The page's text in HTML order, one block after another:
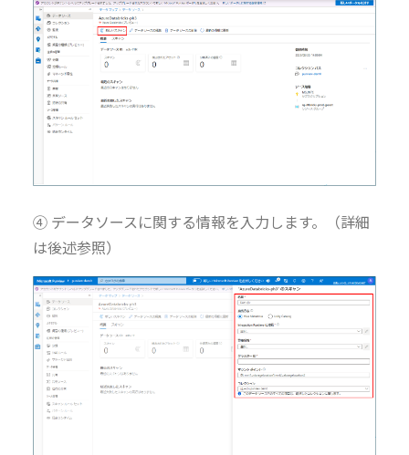
④ データソースに関する情報を入力します。（詳細
は後述参照）